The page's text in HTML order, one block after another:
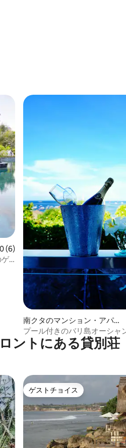
ュー6件、5つ星中4.0つ星の平均評
(6)
南クタのマンション・アパー
ト
プール付きのバリ島オーシャ
パート
ントにある貸別荘
ゲストチョイス
ゲストチョイス